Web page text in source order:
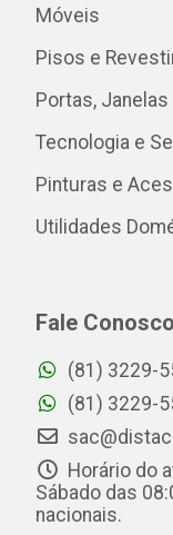
Móveis
Pisos e
Portas,
Tecnologia e
Pinturas e
Utilidades
Fale Conosco
(81) 3229-
(81) 3229-
Horário do
Sábado das
nacionais.